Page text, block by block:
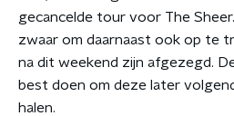
gecancelde tour voor The
zwaar om daarnaast ook op te
na dit weekend zijn afgezegd.
best doen om deze later
halen.